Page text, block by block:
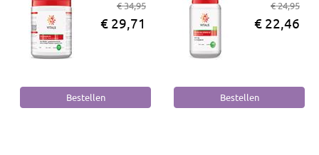
€ 34,95
€ 29,71
€ 24,95
€ 22,46